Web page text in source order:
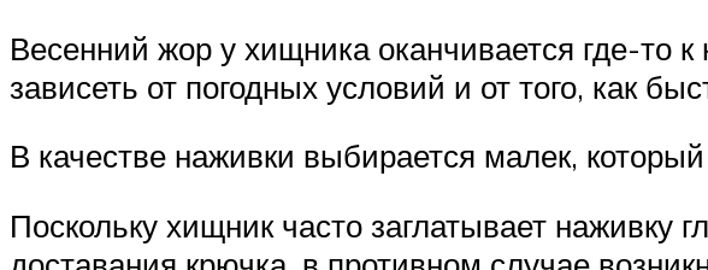
Весенний жор у хищника оканчивается где-то
зависеть от погодных условий и от того, как
В качестве наживки выбирается малек,
Поскольку хищник часто заглатывает наживку